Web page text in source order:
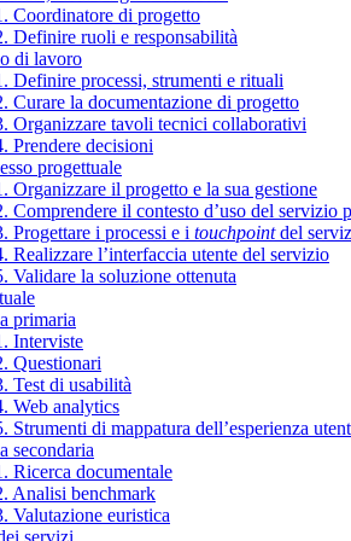
Coordinatore di progetto
Definire ruoli e responsabilità
di lavoro
Definire processi, strumenti e rituali
Curare la documentazione di progetto
Organizzare tavoli tecnici collaborativi
Prendere decisioni
progettuale
Organizzare il progetto e la sua gestione
Comprendere il contesto d’uso del servizio
Progettare i processi e i touchpointdel
Realizzare l’interfaccia utente del servizio
Validare la soluzione ottenuta
primaria
Interviste
Questionari
Test di usabilità
Web analytics
Strumenti di mappatura dell’esperienza
secondaria
Ricerca documentale
Analisi benchmark
Valutazione euristica
servizi